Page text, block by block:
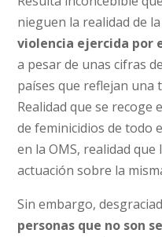
nieguen la realidad de
violencia ejercida por
a pesar de unas cifras
países que reflejan una
Realidad que se recoge
de feminicidios de todo
en la OMS, realidad
actuación sobre la
Sin embargo,
personas que no son